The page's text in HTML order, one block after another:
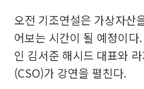
오전 기조연설은 가상자산
어보는 시간이 될 예정이
인 김서준 해시드 대표와
(CSO)가 강연을 펼친다.